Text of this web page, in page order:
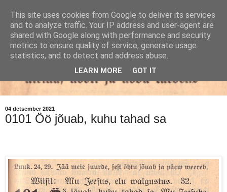
04 detsember 2021
0101 Öö jõuab, kuhu tahad sa
This site uses cookies from Google to deliver its services
and to analyze traffic. Your IP address and user-agent are
shared with Google along with performance and security
metrics to ensure quality of service, generate usage
statistics, and to detect and address abuse.
LEARN MORE GOT IT